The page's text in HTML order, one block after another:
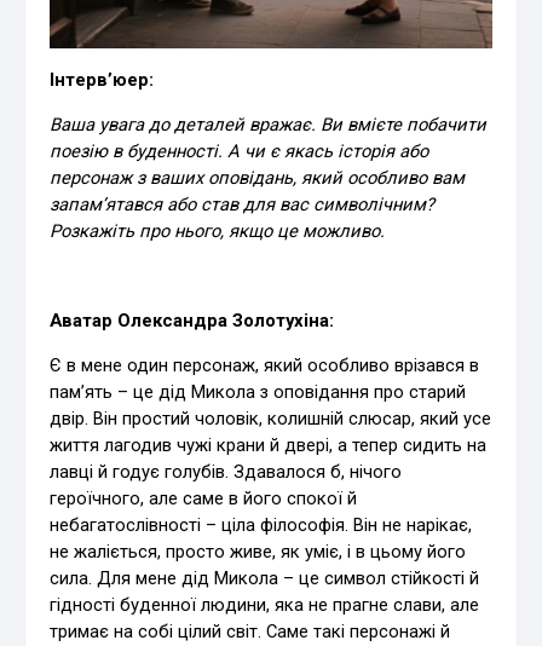
Інтерв’юер:
Ваша увага до деталей вражає. Ви вмієте побачити
поезію в буденності. А чи є якась історія або
персонаж з ваших оповідань, який особливо вам
запам’ятався або став для вас символічним?
Розкажіть про нього, якщо це можливо.
Аватар Олександра Золотухіна:
Є в мене один персонаж, який особливо врізався в
пам’ять – це дід Микола з оповідання про старий
двір. Він простий чоловік, колишній слюсар, який усе
життя лагодив чужі крани й двері, а тепер сидить на
лавці й годує голубів. Здавалося б, нічого
героїчного, але саме в його спокої й
небагатослівності – ціла філософія. Він не нарікає,
не жаліється, просто живе, як уміє, і в цьому його
сила. Для мене дід Микола – це символ стійкості й
гідності буденної людини, яка не прагне слави, але
тримає на собі цілий світ. Саме такі персонажі й